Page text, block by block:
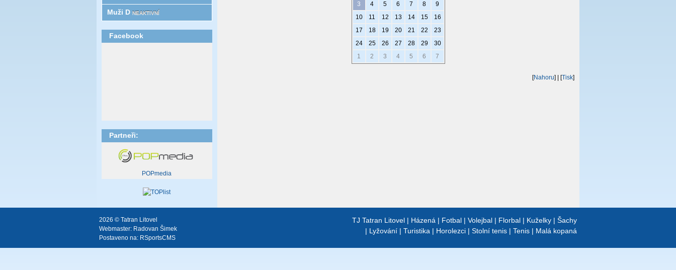
3
4 5 6 7 8
9
10
11 12 13 14 15
16
17
18 19 20 21 22
23
24
25 26 27 28 29
30
1
2 3 4 5 6 7
[Nahoru] | [Tisk]
Muži D NEAKTIVNÍ
Facebook
Partneři:
POPmedia
TJ Tatran Litovel | Házená | Fotbal | Volejbal | Florbal | Kuželky | Šachy
| Lyžování | Turistika | Horolezci | Stolní tenis | Tenis | Malá kopaná
2026 © Tatran Litovel
Webmaster: Radovan Šimek
Postaveno na: RSportsCMS